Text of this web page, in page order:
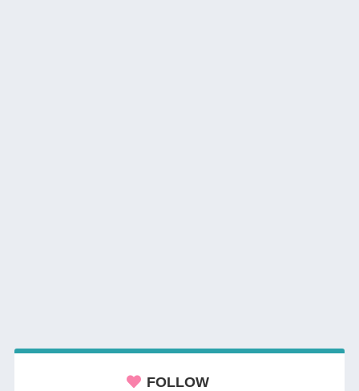
FOLLOW